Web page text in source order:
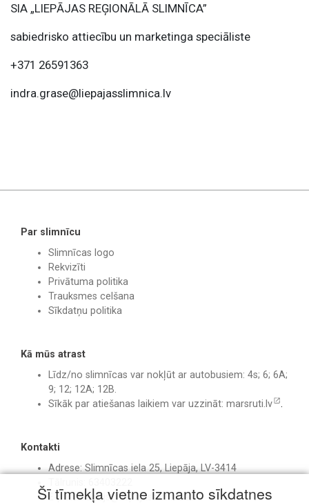
SIA „LIEPĀJAS REĢIONĀLĀ SLIMNĪCA”
sabiedrisko attiecību un marketinga speciāliste
+371 26591363
indra.grase@liepajasslimnica.lv
Par slimnīcu
Slimnīcas logo
Rekvizīti
Privātuma politika
Trauksmes celšana
Sīkdatņu politika
Kā mūs atrast
Līdz/no slimnīcas var nokļūt ar autobusiem: 4s; 6; 6A;
9; 12; 12A; 12B.
Sīkāk par atiešanas laikiem var uzzināt: marsruti.lv .
Kontakti
Adrese: Slimnīcas iela 25, Liepāja, LV-3414
E-pasts:birojs@liepajasslimnica.lv
Šī tīmekļa vietne izmanto sīkdatnes